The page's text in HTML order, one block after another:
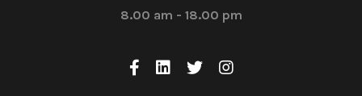
8.00 am - 18.00 pm